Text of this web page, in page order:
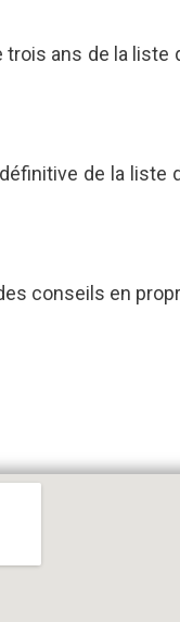
ans de la
de la liste
conseils en